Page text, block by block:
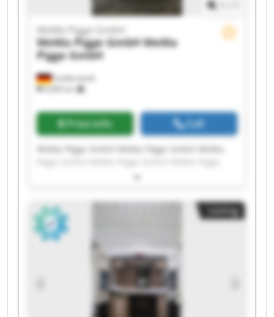
Goldenstedt
6,906 km
WeMa Pigge GmbH
WeMa Pigge GmbHWeMa
Pigge GmbH
Price info Call
WeMa Pigge GmbH WeMa Pigge GmbH WeMa
GmbH WeMa Pigge GmbH WeMa Pigge GmbH
Pigge GmbH WeMa Pigge GmbH WeMa Pigge
GmbH WeMa Pigge GmbH WeMa Pigge GmbH
WeMa Pigge GmbH WeMa Pigge GmbH WeMa
Pigge GmbH WeMa Pigge GmbH WeMa Pigge
GmbH WeMa Pigge GmbH
Listing